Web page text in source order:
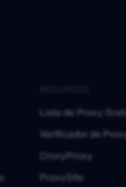
Lista de Proxy
Verificador de
CroxyProxy
ProxySite